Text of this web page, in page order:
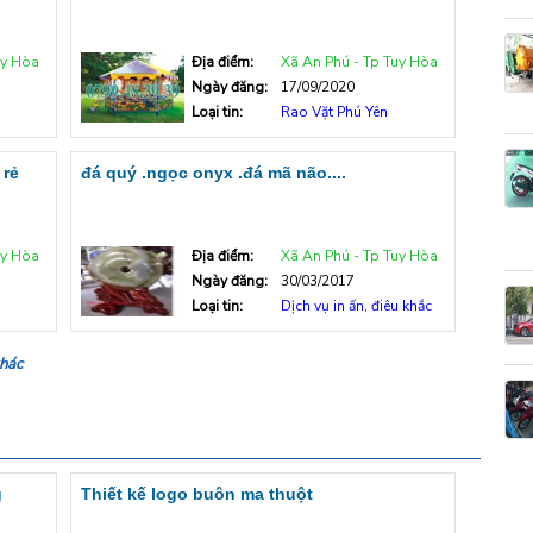
Hòa Địa điểm:
Xã An Phú - Tp Tuy Hòa
Ngày đăng:
17/09/2020
Loại tin:
Rao Vặt Phú Yên
Hòa
đá quý .ngọc onyx .đá mã não....
Địa điểm:
Xã An Phú - Tp Tuy Hòa
Ngày đăng:
30/03/2017
Loại tin:
Dịch vụ in ấn, điêu khắc
Thiết kế logo buôn ma thuột